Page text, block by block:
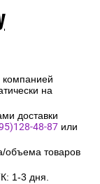
компанией
на
доставки
48-87 или
объема товаров
1-3 дня.